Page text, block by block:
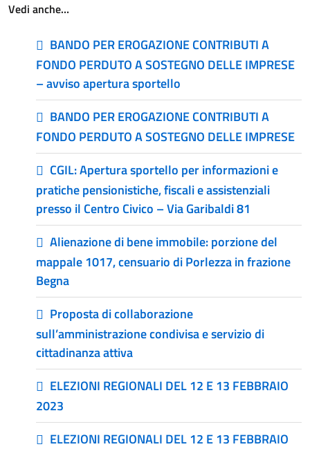
Vedi anche…
BANDO PER EROGAZIONE CONTRIBUTI A
FONDO PERDUTO A SOSTEGNO DELLE IMPRESE
– avviso apertura sportello
BANDO PER EROGAZIONE CONTRIBUTI A
FONDO PERDUTO A SOSTEGNO DELLE IMPRESE
CGIL: Apertura sportello per informazioni e
pratiche pensionistiche, fiscali e assistenziali
presso il Centro Civico – Via Garibaldi 81
Alienazione di bene immobile: porzione del
mappale 1017, censuario di Porlezza in frazione
Begna
Proposta di collaborazione
sull’amministrazione condivisa e servizio di
cittadinanza attiva
ELEZIONI REGIONALI DEL 12 E 13 FEBBRAIO
2023
ELEZIONI REGIONALI DEL 12 E 13 FEBBRAIO